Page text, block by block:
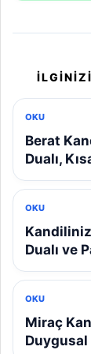
OKU
Berat
Dualı,
OKU
Dualı ve
OKU
Miraç
Duygusal